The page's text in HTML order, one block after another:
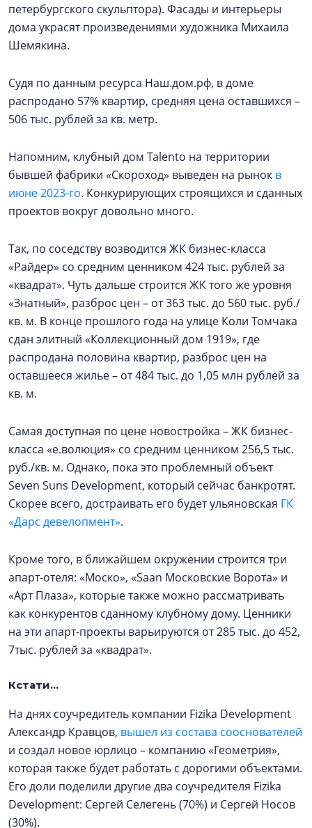
петербургского скульптора). Фасады и интерьеры
дома украсят произведениями художника Михаила
Шемякина.
Судя по данным ресурса Наш.дом.рф, в доме
распродано 57% квартир, средняя цена оставшихся –
506 тыс. рублей за кв. метр.
Напомним, клубный дом Talento на территории
бывшей фабрики «Скороход» выведен на рынок в
июне 2023-го. Конкурирующих строящихся и сданных
проектов вокруг довольно много.
Так, по соседству возводится ЖК бизнес-класса
«Райдер» со средним ценником 424 тыс. рублей за
«квадрат». Чуть дальше строится ЖК того же уровня
«Знатный», разброс цен – от 363 тыс. до 560 тыс. руб./
кв. м. В конце прошлого года на улице Коли Томчака
сдан элитный «Коллекционный дом 1919», где
распродана половина квартир, разброс цен на
оставшееся жилье – от 484 тыс. до 1,05 млн рублей за
кв. м.
Самая доступная по цене новостройка – ЖК бизнес-
класса «е.волюция» со средним ценником 256,5 тыс.
руб./кв. м. Однако, пока это проблемный объект
Seven Suns Development, который сейчас банкротят.
Скорее всего, достраивать его будет ульяновская ГК
«Дарс девелопмент».
Кроме того, в ближайшем окружении строится три
апарт-отеля: «Моско», «Saan Московские Ворота» и
«Арт Плаза», которые также можно рассматривать
как конкурентов сданному клубному дому. Ценники
на эти апарт-проекты варьируются от 285 тыс. до 452,
7тыс. рублей за «квадрат».
Кстати...
На днях соучредитель компании Fizika Development
Александр Кравцов, вышел из состава сооснователей
и создал новое юрлицо – компанию «Геометрия»,
которая также будет работать с дорогими объектами.
Его доли поделили другие два соучредителя Fizika
Development: Сергей Селегень (70%) и Сергей Носов
(30%).